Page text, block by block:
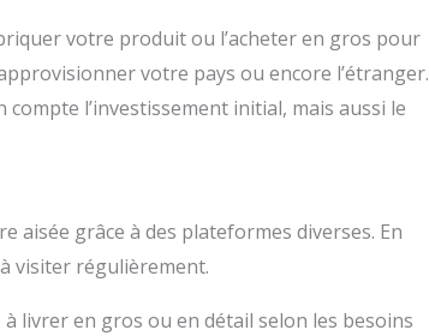
votre produit ou l’acheter en gros pour
votre pays ou encore l’étranger.
l’investissement initial, mais aussi le
aisée grâce à des plateformes diverses. En
visiter régulièrement.
livrer en gros ou en détail selon les besoins